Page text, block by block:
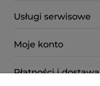
Usługi serwisowe
Moje konto
Płatności i dostawa